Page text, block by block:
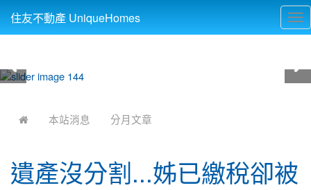
住友不動產 UniqueHomes
本站消息 分月文章
遺產沒分割...姊已繳稅卻被